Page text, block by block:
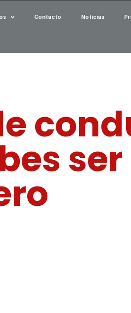
Contacto Noticias
ser